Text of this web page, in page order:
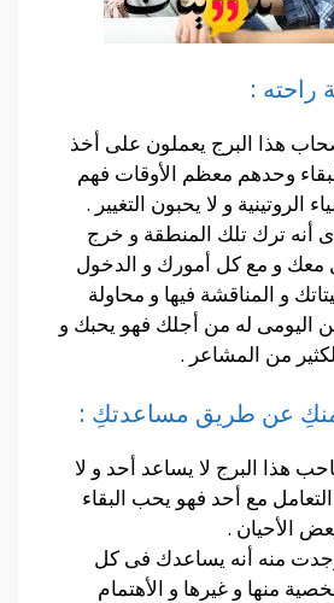
راحته :
هذا البرج يعملون على أخذ
وحدهم معظم الأوقات فهم
الروتينية و لا يحبون التغيير .
أنه ترك تلك المنطقة و خرج
معك و مع كل أمورك و الدخول
و المناقشة فيها و محاولة
اليومى له من أجلك فهو يحبك و
من المشاعر .
منكِ عن طريق مساعدتكِ :
هذا البرج لا يساعد أحد و لا
مع أحد فهو يحب البقاء
الأحيان .
منه أنه يساعدك فى كل
منها و غيرها و الأهتمام